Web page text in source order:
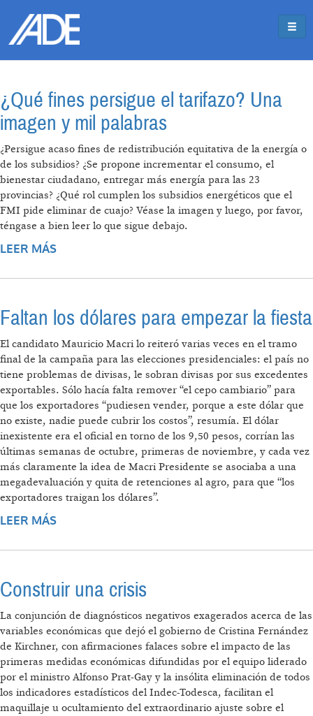
¿Qué fines persigue el tarifazo? Una
imagen y mil palabras
¿Persigue acaso fines de redistribución equitativa de la energía o
de los subsidios? ¿Se propone incrementar el consumo, el
bienestar ciudadano, entregar más energía para las 23
provincias? ¿Qué rol cumplen los subsidios energéticos que el
FMI pide eliminar de cuajo? Véase la imagen y luego, por favor,
téngase a bien leer lo que sigue debajo.
LEER MÁS
Faltan los dólares para empezar la fiesta
El candidato Mauricio Macri lo reiteró varias veces en el tramo
final de la campaña para las elecciones presidenciales: el país no
tiene problemas de divisas, le sobran divisas por sus excedentes
exportables. Sólo hacía falta remover “el cepo cambiario” para
que los exportadores “pudiesen vender, porque a este dólar que
no existe, nadie puede cubrir los costos”, resumía. El dólar
inexistente era el oficial en torno de los 9,50 pesos, corrían las
últimas semanas de octubre, primeras de noviembre, y cada vez
más claramente la idea de Macri Presidente se asociaba a una
megadevaluación y quita de retenciones al agro, para que “los
exportadores traigan los dólares”.
LEER MÁS
Construir una crisis
La conjunción de diagnósticos negativos exagerados acerca de las
variables económicas que dejó el gobierno de Cristina Fernández
de Kirchner, con afirmaciones falaces sobre el impacto de las
primeras medidas económicas difundidas por el equipo liderado
por el ministro Alfonso Prat-Gay y la insólita eliminación de todos
los indicadores estadísticos del Indec-Todesca, facilitan el
maquillaje u ocultamiento del extraordinario ajuste sobre el